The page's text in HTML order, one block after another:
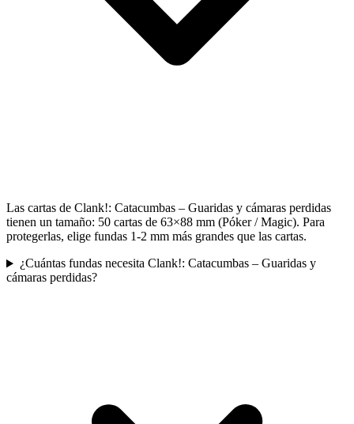
Las cartas de Clank!: Catacumbas – Guaridas y cámaras perdidas
tienen un tamaño: 50 cartas de 63×88 mm (Póker / Magic). Para
protegerlas, elige fundas 1-2 mm más grandes que las cartas.
¿Cuántas fundas necesita Clank!: Catacumbas – Guaridas y
cámaras perdidas?